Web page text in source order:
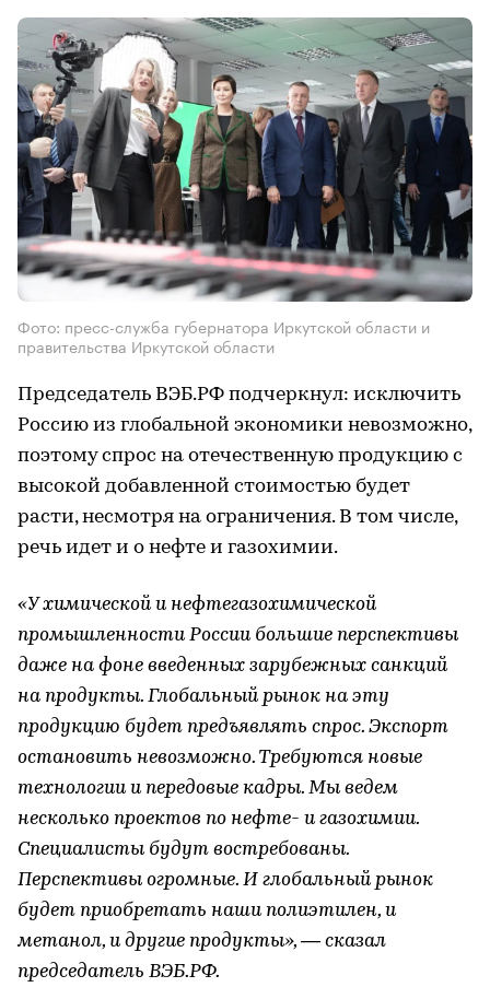
Фото: пресс-служба губернатора Иркутской области и
правительства Иркутской области
Председатель ВЭБ.РФ подчеркнул: исключить
Россию из глобальной экономики невозможно,
поэтому спрос на отечественную продукцию с
высокой добавленной стоимостью будет
расти, несмотря на ограничения. В том числе,
речь идет и о нефте и газохимии.
«У химической и нефтегазохимической
промышленности России большие перспективы
даже на фоне введенных зарубежных санкций
на продукты. Глобальный рынок на эту
продукцию будет предъявлять спрос. Экспорт
остановить невозможно. Требуются новые
технологии и передовые кадры. Мы ведем
несколько проектов по нефте- и газохимии.
Специалисты будут востребованы.
Перспективы огромные. И глобальный рынок
будет приобретать наши полиэтилен, и
метанол, и другие продукты», — сказал
председатель ВЭБ.РФ.